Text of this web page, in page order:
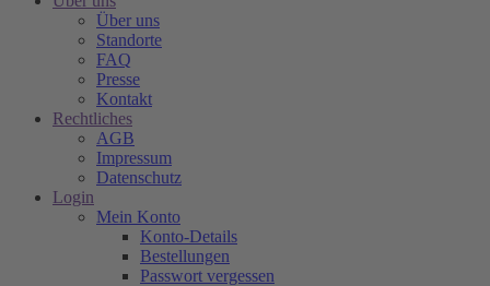
Über uns
Standorte
FAQ
Presse
Kontakt
Rechtliches
AGB
Impressum
Datenschutz
Login
Mein Konto
Konto-Details
Bestellungen
Passwort vergessen